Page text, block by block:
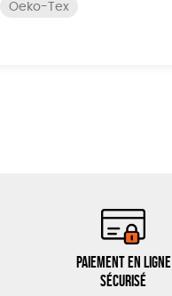
Oeko-Tex
Paiement en ligne
sécurisé